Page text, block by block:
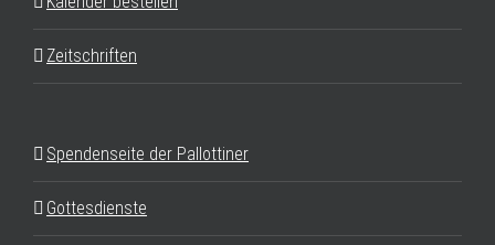
Zeitschriften
Spendenseite der Pallottiner
Gottesdienste